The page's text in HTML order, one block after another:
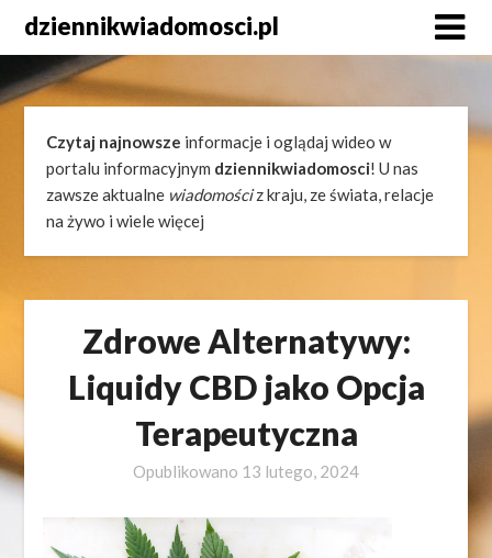
content
dziennikwiadomosci.pl
Czytaj najnowsze informacje i oglądaj wideo w
portalu informacyjnym dziennikwiadomosci! U nas
zawsze aktualne wiadomościz kraju, ze świata, relacje
na żywo i wiele więcej
Zdrowe Alternatywy:
Liquidy CBD jako Opcja
Terapeutyczna
Opublikowano 13 lutego, 2024